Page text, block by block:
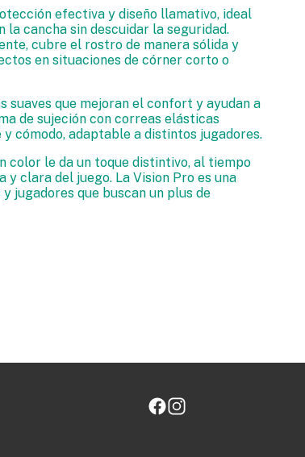
efectiva y diseño llamativo, ideal
la cancha sin descuidar la seguridad.
cubre el rostro de manera sólida y
en situaciones de córner corto o
suaves que mejoran el confort y ayudan a
de sujeción con correas elásticas
cómodo, adaptable a distintos jugadores.
color le da un toque distintivo, al tiempo
y clara del juego. La Vision Pro es una
jugadores que buscan un plus de